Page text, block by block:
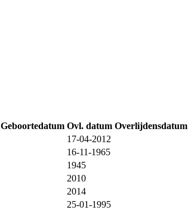
Geboortedatum Ovl. datum Overlijdensdatum
17-04-2012
16-11-1965
1945
2010
2014
25-01-1995